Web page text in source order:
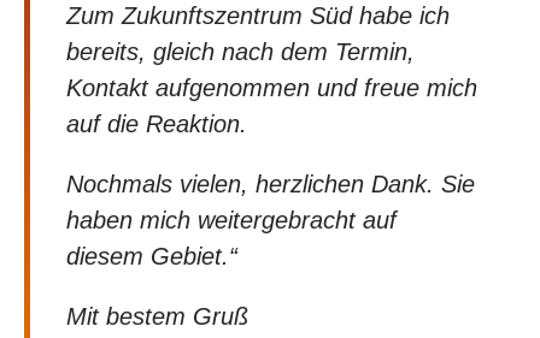
Zum Zukunftszentrum Süd habe ich
bereits, gleich nach dem Termin,
Kontakt aufgenommen und freue mich
auf die Reaktion.
Nochmals vielen, herzlichen Dank. Sie
haben mich weitergebracht auf
diesem Gebiet.“
Mit bestem Gruß